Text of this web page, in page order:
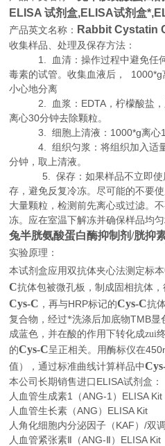
ELISA 试剂盒,ELISA试剂盒
产品英文名称： Rabbit Cystatin
收集样品、处理及保存方法：
1. 血清：操作过程中避免任何
毒素的试管。收集血液后，
小心地分离
2. 血浆：EDTA，柠檬酸盐，
离心30分钟去除颗粒。
3. 细胞上清液：1000*g离心10
4. 组织匀浆：将组织加入适量
分钟，取上清液。
5. 保存：如果样品不立即使用
存，避免反复冷冻。尽可能的不要
大量颗粒，检测前先离心或过滤。
冻。应在室温下解冻并确保样品均匀
兔半胱氨酸蛋白酶抑制剂/胱抑
实验原理 ：
本试剂盒应用双抗体夹心法测定标
C抗体包被微孔板，制成固相抗体
Cys-C ，再与HRP标记的Cys-C抗
复合物，经过*洗涤后加底物TMB显
成蓝色，并在酸的作用下转化成zui
的Cys-C呈正相关。用酶标仪在
值），通过标准曲线计算样品中
本公司长期销售进口ELISA试剂盒：
人血管生成素1（ANG-1）ELISA Kit
人血管生长素（ANG）ELISA Kit
人角化细胞内分泌因子（KAF）/双
人血管紧张素Ⅱ（ANG-Ⅱ）ELISA Kit